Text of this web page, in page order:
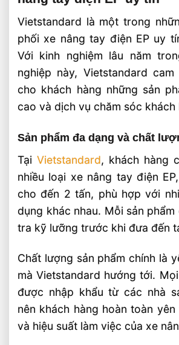
Vietstandard là một trong
phối xe nâng tay điện EP uy
Với kinh nghiệm lâu năm
nghiệp này, Vietstandard
cho khách hàng những sản
cao và dịch vụ chăm sóc khách
Sản phẩm đa dạng và chất
TạiVietstandard, khách hàng
nhiều loại xe nâng tay điện
cho đến 2 tấn, phù hợp với
dụng khác nhau. Mỗi sản
tra kỹ lưỡng trước khi đưa đến
Chất lượng sản phẩm chính là
mà Vietstandard hướng tới.
được nhập khẩu từ các nhà
nên khách hàng hoàn toàn
và hiệu suất làm việc của xe